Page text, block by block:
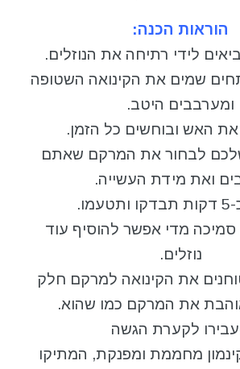
הוראות הכנה:
לידי רתיחה את הנוזלים.
שמים את הקינואה השטופה
ומערבבים היטב.
את האש ובוחשים כל הזמן.
לבחור את המרקם שאתם
ואת מידת העשייה.
סמיכה מדי אפשר להוסיף עוד
נוזלים.
את הקינואה למרקם חלק
את המרקם כמו שהוא.
לקערת הגשה
מחממת ומפנקת, המתיקו